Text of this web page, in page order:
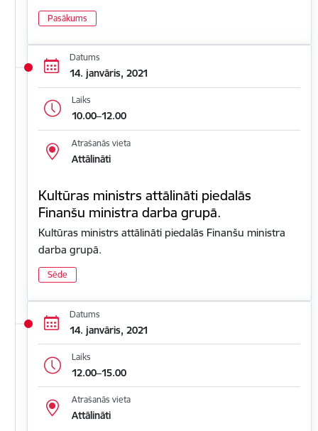
Pasākums
Datums
14. janvāris, 2021
Laiks
10.00–12.00
Atrašanās vieta
Attālināti
Kultūras ministrs attālināti piedalās
Finanšu ministra darba grupā.
Kultūras ministrs attālināti piedalās Finanšu ministra
darba grupā.
Sēde
Datums
14. janvāris, 2021
Laiks
12.00–15.00
Atrašanās vieta
Attālināti